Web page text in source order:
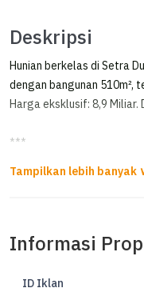
Deskripsi
Hunian berkelas di Setra
dengan bangunan 510m²,
Harga eksklusif: 8,9
***
LB : 510 m2
Informasi
ID Iklan